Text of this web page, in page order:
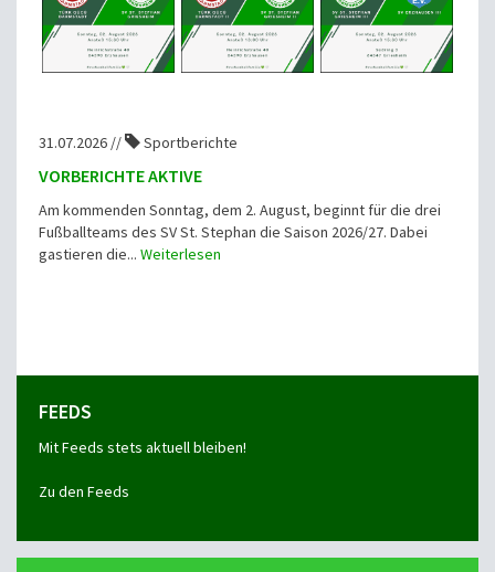
31.07.2026 // Sportberichte
VORBERICHTE AKTIVE
Am kommenden Sonntag, dem 2. August, beginnt für die drei
Fußballteams des SV St. Stephan die Saison 2026/27. Dabei
gastieren die... Weiterlesen
FEEDS
Mit Feeds stets aktuell bleiben!
Zu den Feeds